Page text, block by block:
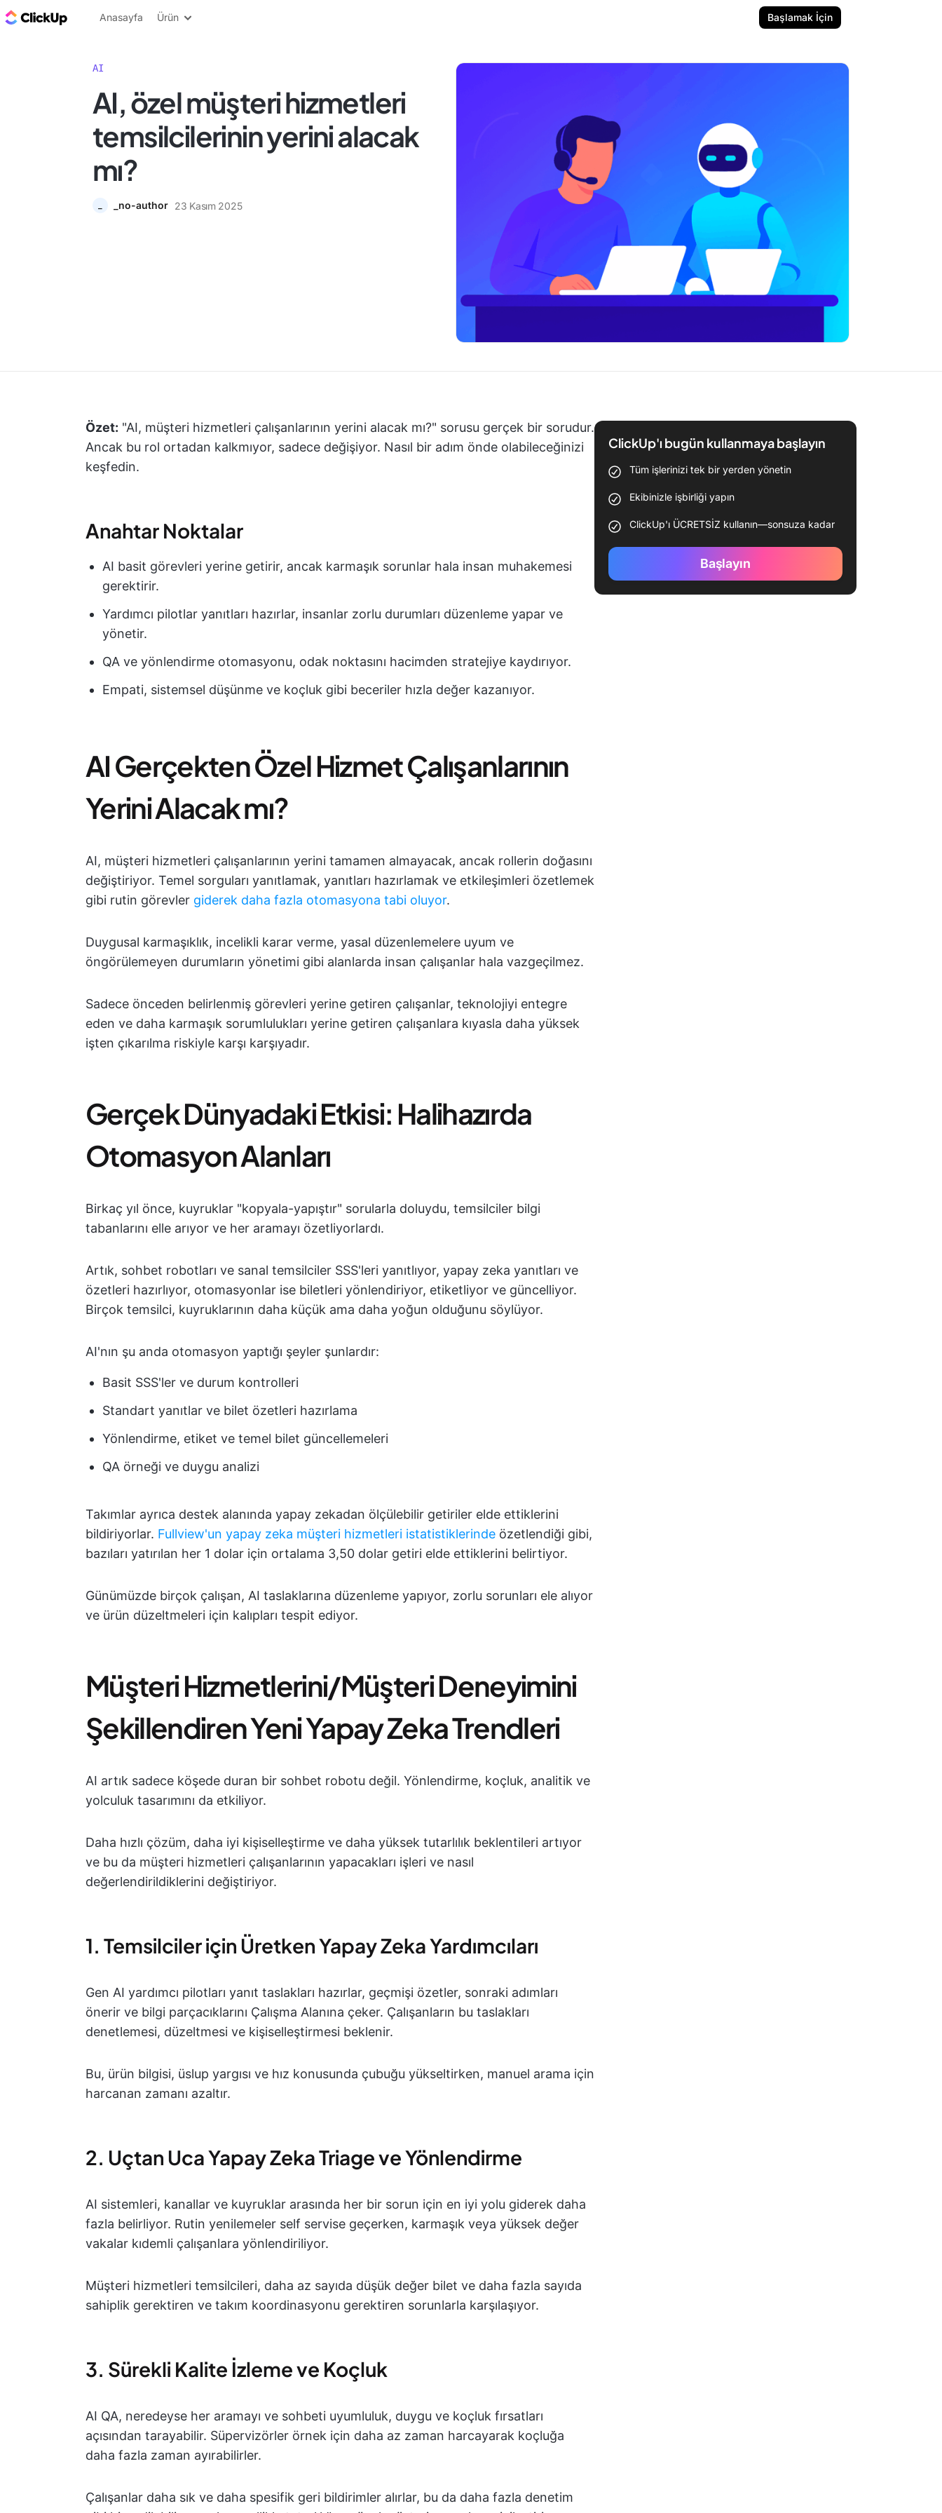
ClickUp Blog
Anasayfa Ürün Başlamak İçin
AI
AI, özel müşteri hizmetleri
temsilcilerinin yerini alacak
mı?
_no-author 23 Kasım 2025
Özet: "AI, müşteri hizmetleri çalışanlarının yerini alacak mı?" sorusu gerçek bir sorudur.
Ancak bu rol ortadan kalkmıyor, sadece değişiyor. Nasıl bir adım önde olabileceğinizi
keşfedin.
Anahtar Noktalar
AI basit görevleri yerine getirir, ancak karmaşık sorunlar hala insan muhakemesi
gerektirir.
Yardımcı pilotlar yanıtları hazırlar, insanlar zorlu durumları düzenleme yapar ve
yönetir.
QA ve yönlendirme otomasyonu, odak noktasını hacimden stratejiye kaydırıyor.
Empati, sistemsel düşünme ve koçluk gibi beceriler hızla değer kazanıyor.
AI Gerçekten Özel Hizmet Çalışanlarının
Yerini Alacak mı?
AI, müşteri hizmetleri çalışanlarının yerini tamamen almayacak, ancak rollerin doğasını
değiştiriyor. Temel sorguları yanıtlamak, yanıtları hazırlamak ve etkileşimleri özetlemek
gibi rutin görevler giderek daha fazla otomasyona tabi oluyor.
Duygusal karmaşıklık, incelikli karar verme, yasal düzenlemelere uyum ve
öngörülemeyen durumların yönetimi gibi alanlarda insan çalışanlar hala vazgeçilmez.
Sadece önceden belirlenmiş görevleri yerine getiren çalışanlar, teknolojiyi entegre
eden ve daha karmaşık sorumlulukları yerine getiren çalışanlara kıyasla daha yüksek
işten çıkarılma riskiyle karşı karşıyadır.
Gerçek Dünyadaki Etkisi: Halihazırda
Otomasyon Alanları
Birkaç yıl önce, kuyruklar "kopyala-yapıştır" sorularla doluydu, temsilciler bilgi
tabanlarını elle arıyor ve her aramayı özetliyorlardı.
Artık, sohbet robotları ve sanal temsilciler SSS'leri yanıtlıyor, yapay zeka yanıtları ve
özetleri hazırlıyor, otomasyonlar ise biletleri yönlendiriyor, etiketliyor ve güncelliyor.
Birçok temsilci, kuyruklarının daha küçük ama daha yoğun olduğunu söylüyor.
AI'nın şu anda otomasyon yaptığı şeyler şunlardır:
Basit SSS'ler ve durum kontrolleri
Standart yanıtlar ve bilet özetleri hazırlama
Yönlendirme, etiket ve temel bilet güncellemeleri
QA örneği ve duygu analizi
Takımlar ayrıca destek alanında yapay zekadan ölçülebilir getiriler elde ettiklerini
bildiriyorlar. Fullview'un yapay zeka müşteri hizmetleri istatistiklerinde özetlendiği gibi,
bazıları yatırılan her 1 dolar için ortalama 3,50 dolar getiri elde ettiklerini belirtiyor.
Günümüzde birçok çalışan, AI taslaklarına düzenleme yapıyor, zorlu sorunları ele alıyor
ve ürün düzeltmeleri için kalıpları tespit ediyor.
Müşteri Hizmetlerini/Müşteri Deneyimini
Şekillendiren Yeni Yapay Zeka Trendleri
AI artık sadece köşede duran bir sohbet robotu değil. Yönlendirme, koçluk, analitik ve
yolculuk tasarımını da etkiliyor.
Daha hızlı çözüm, daha iyi kişiselleştirme ve daha yüksek tutarlılık beklentileri artıyor
ve bu da müşteri hizmetleri çalışanlarının yapacakları işleri ve nasıl
değerlendirildiklerini değiştiriyor.
1. Temsilciler için Üretken Yapay Zeka Yardımcıları
Gen AI yardımcı pilotları yanıt taslakları hazırlar, geçmişi özetler, sonraki adımları
önerir ve bilgi parçacıklarını Çalışma Alanına çeker. Çalışanların bu taslakları
denetlemesi, düzeltmesi ve kişiselleştirmesi beklenir.
Bu, ürün bilgisi, üslup yargısı ve hız konusunda çubuğu yükseltirken, manuel arama için
harcanan zamanı azaltır.
2. Uçtan Uca Yapay Zeka Triage ve Yönlendirme
AI sistemleri, kanallar ve kuyruklar arasında her bir sorun için en iyi yolu giderek daha
fazla belirliyor. Rutin yenilemeler self servise geçerken, karmaşık veya yüksek değer
vakalar kıdemli çalışanlara yönlendiriliyor.
Müşteri hizmetleri temsilcileri, daha az sayıda düşük değer bilet ve daha fazla sayıda
sahiplik gerektiren ve takım koordinasyonu gerektiren sorunlarla karşılaşıyor.
3. Sürekli Kalite İzleme ve Koçluk
AI QA, neredeyse her aramayı ve sohbeti uyumluluk, duygu ve koçluk fırsatları
açısından tarayabilir. Süpervizörler örnek için daha az zaman harcayarak koçluğa
daha fazla zaman ayırabilirler.
Çalışanlar daha sık ve daha spesifik geri bildirimler alırlar, bu da daha fazla denetim
ClickUp'ı bugün kullanmaya başlayın
Tüm işlerinizi tek bir yerden yönetin
Ekibinizle işbirliği yapın
ClickUp'ı ÜCRETSİZ kullanın—sonsuza kadar
Başlayın